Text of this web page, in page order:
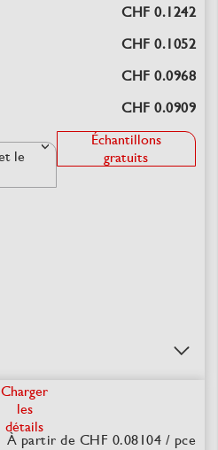
CHF 0.1242
CHF 0.1052
CHF 0.0968
CHF 0.0909
Échantillons
gratuits
Charger
les
détails
À partir de CHF 0.08104 / pce